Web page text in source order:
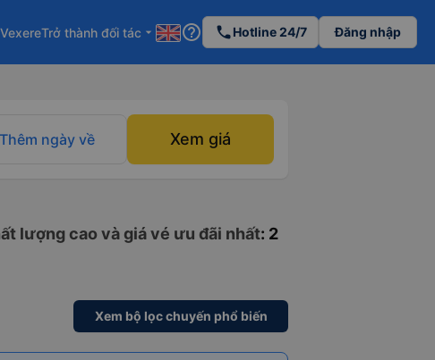
Trở thành đối tác arrow_drop_down help_outline phoneHotline 24/7 Đăng nhập
Thêm ngày về Xem giá
lượng cao và giá vé ưu đãi nhất: 2
Xem bộ lọc chuyến phổ biến